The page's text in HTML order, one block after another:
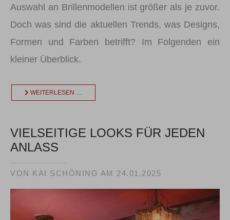
Auswahl an Brillenmodellen ist größer als je zuvor.
Doch was sind die aktuellen Trends, was Designs,
Formen und Farben betrifft? Im Folgenden ein
kleiner Überblick.
WEITERLESEN …
VIELSEITIGE LOOKS FÜR JEDEN
ANLASS
VON KAI SCHÖNING AM 24.01.2025